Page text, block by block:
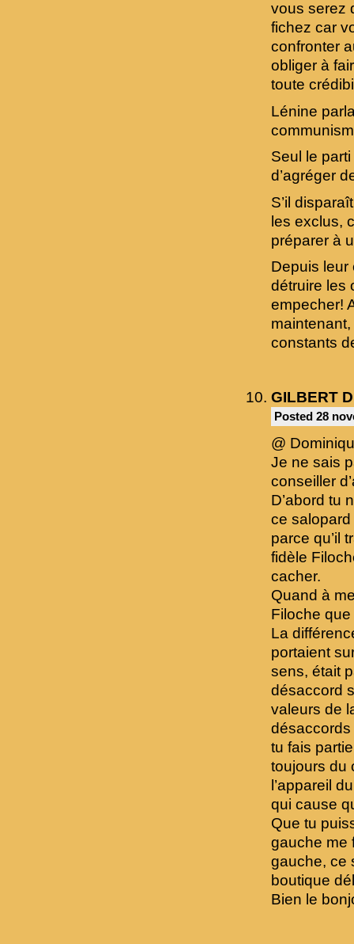
vous serez
fichez car
confronter
obliger à
toute
Lénine
Seul le
d’agréger
S’il
les exclus,
préparer à
Depuis leur
détruire les
empecher!
constants
GILBERT
Posted 28
@
Je ne sais
conseiller
D’abord tu
ce salopard
parce qu’il
fidèle
cacher.
Quand à
Filoche que
La
portaient
sens, était
désaccord
valeurs de
désaccords
tu fais
toujours du
l’appareil
qui cause
Que tu
gauche me
gauche, ce
boutique
Bien le